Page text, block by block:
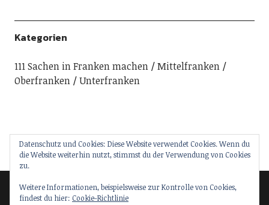
Kategorien
111 Sachen in Franken machen
Mittelfranken
Oberfranken
Unterfranken
Datenschutz und Cookies: Diese Website verwendet Cookies. Wenn du
die Website weiterhin nutzt, stimmst du der Verwendung von Cookies
zu.
Weitere Informationen, beispielsweise zur Kontrolle von Cookies,
findest du hier: Cookie-Richtlinie